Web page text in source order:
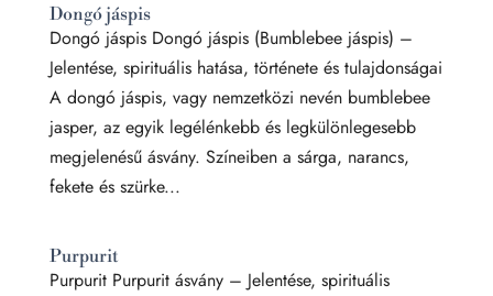
Dongó jáspis
Dongó jáspis Dongó jáspis (Bumblebee jáspis) –
Jelentése, spirituális hatása, története és tulajdonságai
A dongó jáspis, vagy nemzetközi nevén bumblebee
jasper, az egyik legélénkebb és legkülönlegesebb
megjelenésű ásvány. Színeiben a sárga, narancs,
fekete és szürke...
Purpurit
Purpurit Purpurit ásvány – Jelentése, spirituális